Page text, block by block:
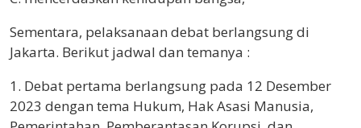
Sementara, pelaksanaan debat berlangsung di
Jakarta. Berikut jadwal dan temanya :
1. Debat pertama berlangsung pada 12 Desember
2023 dengan tema Hukum, Hak Asasi Manusia,